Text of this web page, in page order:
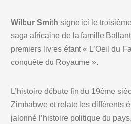
Wilbur Smith signe ici le
saga africaine de la famille
premiers livres étant « L’Oeil du
conquête du Royaume ».
L’histoire débute fin du 19ème
Zimbabwe et relate les différents
jalonné l’histoire politique du